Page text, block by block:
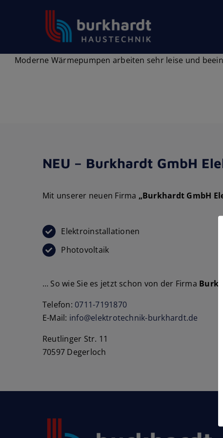
Moderne Wärmepumpen arbeiten sehr leise und
NEU – Burkhardt GmbH
Mit unserer neuen Firma „Burkhardt GmbH
Elektroinstallationen
Photovoltaik
… So wie Sie es jetzt schon von der Firma
Telefon: 0711-7191870
E-Mail: info@elektrotechnik-burkhardt.de
Reutlinger Str. 11
70597 Degerloch